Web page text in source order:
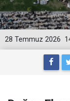
28 Temmuz 2026